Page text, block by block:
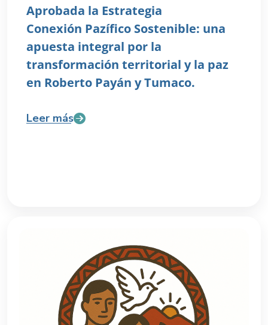
Aprobada la Estrategia
Conexión Pazífico Sostenible: una
apuesta integral por la
transformación territorial y la paz
en Roberto Payán y Tumaco.
Leer más